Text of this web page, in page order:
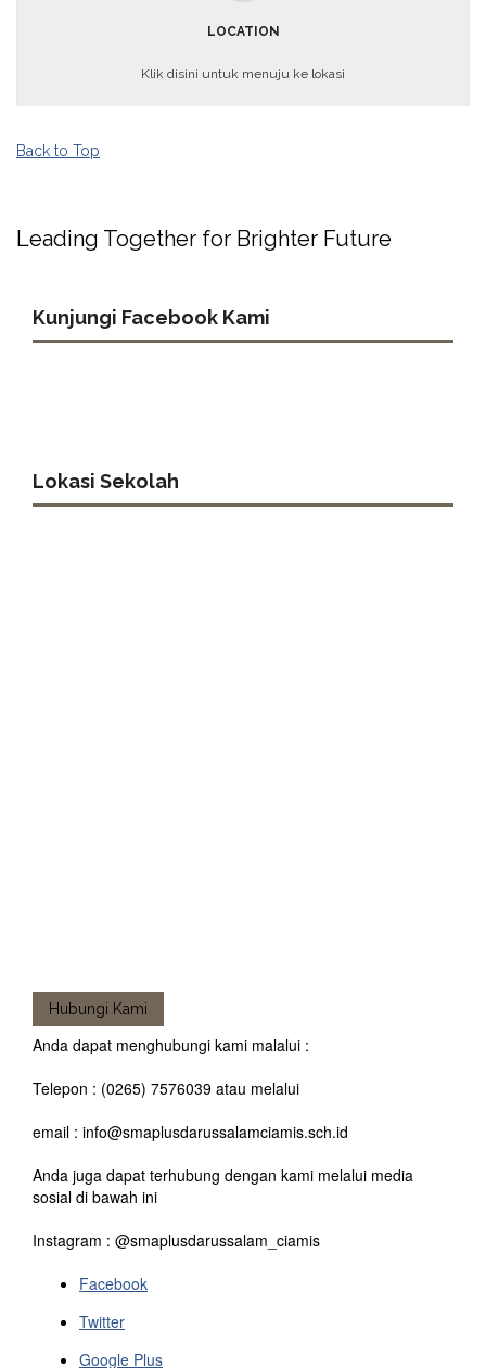
LOCATION
Klik disini untuk menuju ke lokasi
Back to Top
Leading Together for Brighter Future
Kunjungi Facebook Kami
Lokasi Sekolah
Hubungi Kami
Anda dapat menghubungi kami malalui :
Telepon : (0265) 7576039 atau melalui
email : info@smaplusdarussalamciamis.sch.id
Anda juga dapat terhubung dengan kami melalui media
sosial di bawah ini
Instagram : @smaplusdarussalam_ciamis
Facebook
Twitter
Google Plus